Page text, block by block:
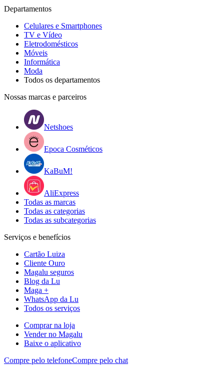
Departamentos
Celulares e Smartphones
TV e Vídeo
Eletrodomésticos
Móveis
Informática
Moda
Todos os departamentos
Nossas marcas e parceiros
Netshoes
Epoca Cosméticos
KaBuM!
AliExpress
Todas as marcas
Todas as categorias
Todas as subcategorias
Serviços e benefícios
Cartão Luiza
Cliente Ouro
Magalu seguros
Blog da Lu
Maga +
WhatsApp da Lu
Todos os serviços
Comprar na loja
Vender no Magalu
Baixe o aplicativo
Compre pelo telefoneCompre pelo chat